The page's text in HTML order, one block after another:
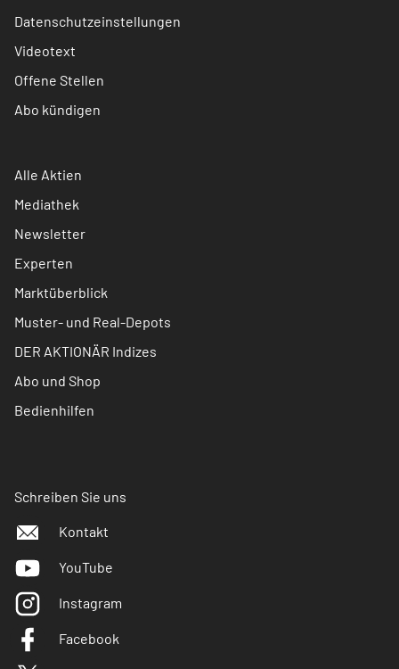
Datenschutzeinstellungen
Videotext
Offene Stellen
Abo kündigen
Alle Aktien
Mediathek
Newsletter
Experten
Marktüberblick
Muster- und Real-Depots
DER AKTIONÄR Indizes
Abo und Shop
Bedienhilfen
Schreiben Sie uns
Kontakt
YouTube
Instagram
Facebook